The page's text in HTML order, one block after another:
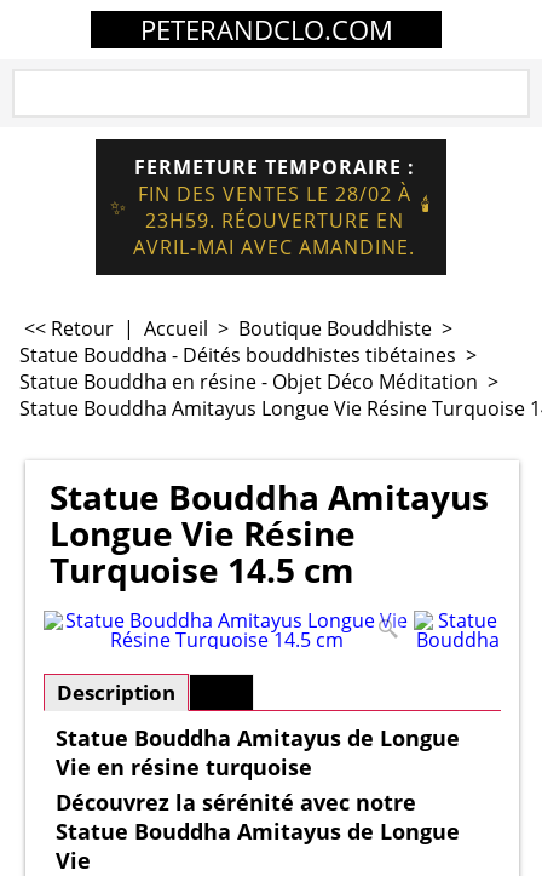
PETERANDCLO.COM
✨
FERMETURE TEMPORAIRE :
FIN DES VENTES LE 28/02 À
23H59. RÉOUVERTURE EN
AVRIL-MAI AVEC AMANDINE.
🕯️
<< Retour | Accueil > Boutique Bouddhiste >
Statue Bouddha - Déités bouddhistes tibétaines >
Statue Bouddha en résine - Objet Déco Méditation >
Statue Bouddha Amitayus Longue Vie Résine Turquoise
Statue Bouddha Amitayus
Longue Vie Résine
Turquoise 14.5 cm
Description
Statue Bouddha Amitayus de Longue
Vie en résine turquoise
Découvrez la sérénité avec notre
Statue Bouddha Amitayus de Longue
Vie